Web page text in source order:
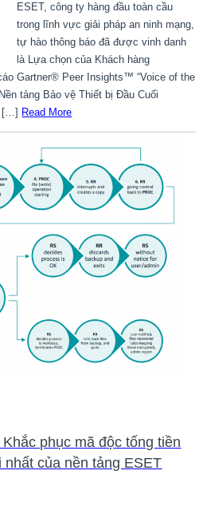
ESET, công ty hàng đầu toàn cầu
trong lĩnh vực giải pháp an ninh mạng,
tự hào thông báo đã được vinh danh
là Lựa chọn của Khách hàng
Gartner® Peer Insights™ “Voice of the
tảng Bảo vệ Thiết bị Đầu Cuối
[…] Read More
phục mã độc tống tiền
của nền tảng ESET